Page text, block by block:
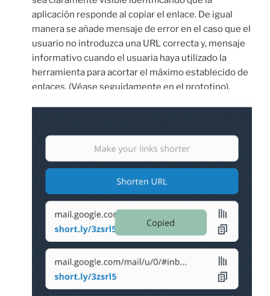
aplicación responde al copiar el enlace. De igual
manera se añade mensaje de error en el caso que el
usuario no introduzca una URL correcta y, mensaje
informativo cuando el usuaria haya utilizado la
herramienta para acortar el máximo establecido de
enlaces. (Véase seguidamente en el prototipo).